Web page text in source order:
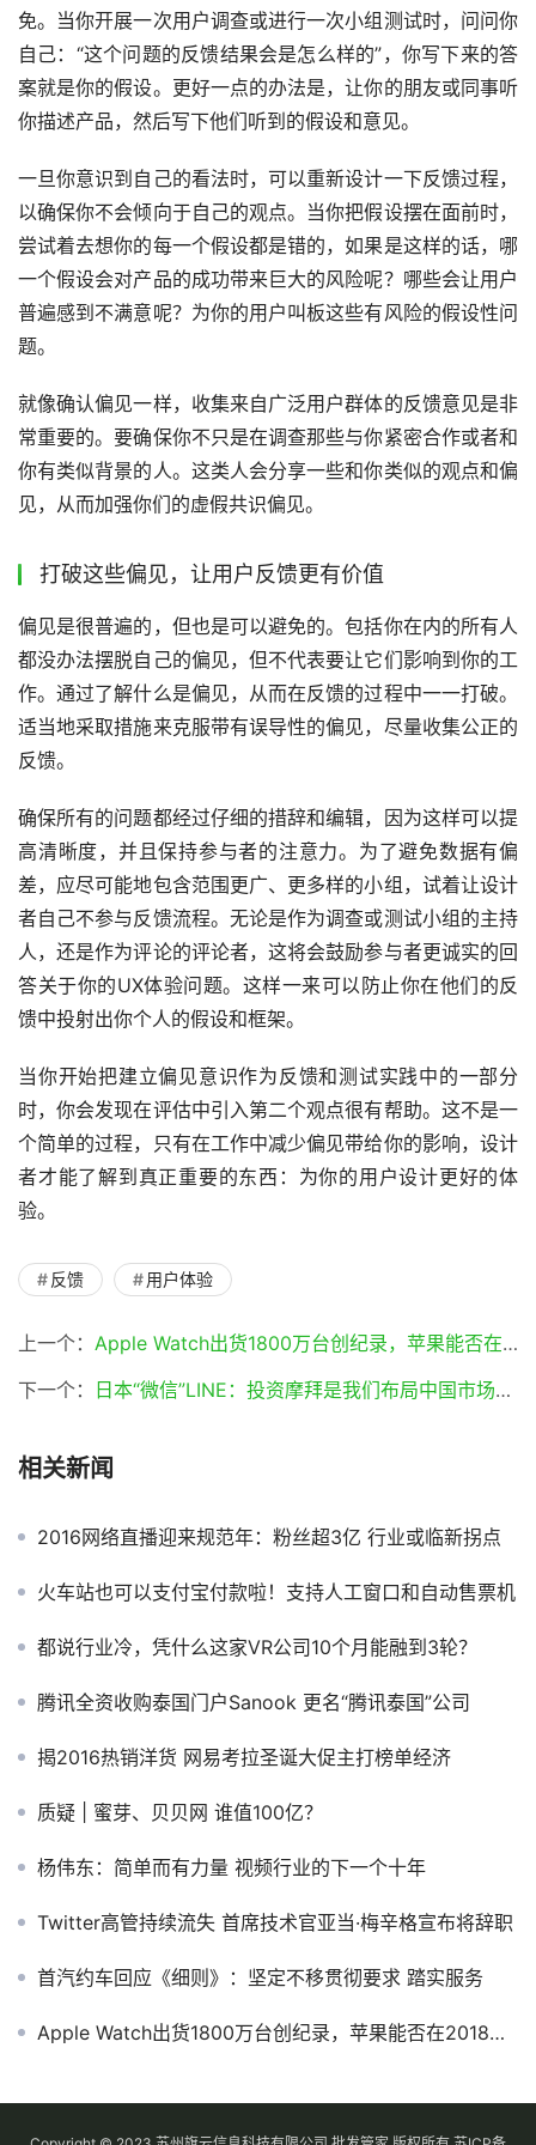
免。当你开展一次用户调查或进行一次小组测试时，问问你
自己：“这个问题的反馈结果会是怎么样的”，你写下来的答
案就是你的假设。更好一点的办法是，让你的朋友或同事听
你描述产品，然后写下他们听到的假设和意见。
一旦你意识到自己的看法时，可以重新设计一下反馈过程，
以确保你不会倾向于自己的观点。当你把假设摆在面前时，
尝试着去想你的每一个假设都是错的，如果是这样的话，哪
一个假设会对产品的成功带来巨大的风险呢？哪些会让用户
普遍感到不满意呢？为你的用户叫板这些有风险的假设性问
题。
就像确认偏见一样，收集来自广泛用户群体的反馈意见是非
常重要的。要确保你不只是在调查那些与你紧密合作或者和
你有类似背景的人。这类人会分享一些和你类似的观点和偏
见，从而加强你们的虚假共识偏见。
打破这些偏见，让用户反馈更有价值
偏见是很普遍的，但也是可以避免的。包括你在内的所有人
都没办法摆脱自己的偏见，但不代表要让它们影响到你的工
作。通过了解什么是偏见，从而在反馈的过程中一一打破。
适当地采取措施来克服带有误导性的偏见，尽量收集公正的
反馈。
确保所有的问题都经过仔细的措辞和编辑，因为这样可以提
高清晰度，并且保持参与者的注意力。为了避免数据有偏
差，应尽可能地包含范围更广、更多样的小组，试着让设计
者自己不参与反馈流程。无论是作为调查或测试小组的主持
人，还是作为评论的评论者，这将会鼓励参与者更诚实的回
答关于你的UX体验问题。这样一来可以防止你在他们的反
馈中投射出你个人的假设和框架。
当你开始把建立偏见意识作为反馈和测试实践中的一部分
时，你会发现在评估中引入第二个观点很有帮助。这不是一
个简单的过程，只有在工作中减少偏见带给你的影响，设计
者才能了解到真正重要的东西：为你的用户设计更好的体
验。
反馈 用户体验
上一个： Apple Watch出货1800万台创纪录，苹果能否在2018年唤醒智能可穿戴？
下一个： 日本“微信”LINE：投资摩拜是我们布局中国市场的新开始
相关新闻
2016网络直播迎来规范年：粉丝超3亿 行业或临新拐点
火车站也可以支付宝付款啦！支持人工窗口和自动售票机
都说行业冷，凭什么这家VR公司10个月能融到3轮？
腾讯全资收购泰国门户Sanook 更名“腾讯泰国”公司
揭2016热销洋货 网易考拉圣诞大促主打榜单经济
质疑 | 蜜芽、贝贝网 谁值100亿？
杨伟东：简单而有力量 视频行业的下一个十年
Twitter高管持续流失 首席技术官亚当·梅辛格宣布将辞职
首汽约车回应《细则》：坚定不移贯彻要求 踏实服务
Apple Watch出货1800万台创纪录，苹果能否在2018年唤醒智能可穿戴？